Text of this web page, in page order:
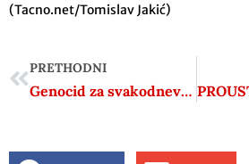
(Tacno.net/Tomislav Jakić)
PRETHODNI
Genocid za svakodnevnu upotrebu